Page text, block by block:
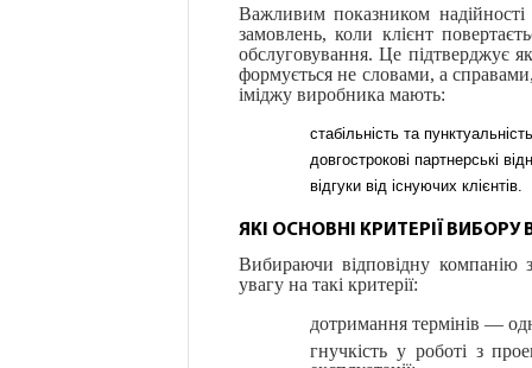
Важливим показником надійності
замовлень, коли клієнт
обслуговування. Це підтверджує
формується не словами, а
іміджу виробника мають:
стабільність та
довгострокові партнерські
відгуки від існуючих клієнтів.
ЯКІ ОСНОВНІ КРИТЕРІЇ
Вибираючи відповідну компанію
увагу на такі критерії:
дотримання термінів —
гнучкість у роботі з